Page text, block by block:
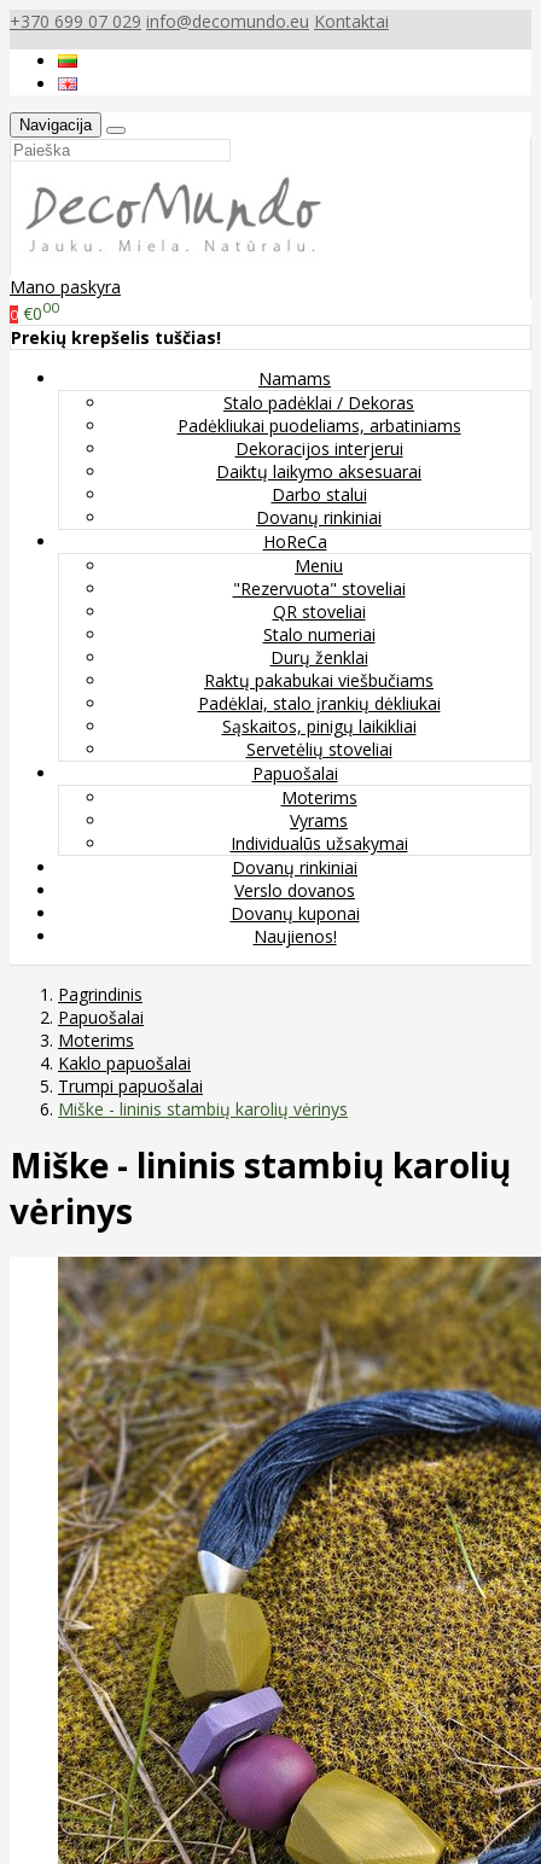
+370 699 07 029 info@decomundo.eu Kontaktai
Navigacija
Mano paskyra
0 €000
Prekių krepšelis tuščias!
Namams
Stalo padėklai / Dekoras
Padėkliukai puodeliams, arbatiniams
Dekoracijos interjerui
Daiktų laikymo aksesuarai
Darbo stalui
Dovanų rinkiniai
HoReCa
Meniu
"Rezervuota" stoveliai
QR stoveliai
Stalo numeriai
Durų ženklai
Raktų pakabukai viešbučiams
Padėklai, stalo įrankių dėkliukai
Sąskaitos, pinigų laikikliai
Servetėlių stoveliai
Papuošalai
Moterims
Vyrams
Individualūs užsakymai
Dovanų rinkiniai
Verslo dovanos
Dovanų kuponai
Naujienos!
Pagrindinis
Papuošalai
Moterims
Kaklo papuošalai
Trumpi papuošalai
Miške - lininis stambių karolių vėrinys
Miške - lininis stambių karolių
vėrinys